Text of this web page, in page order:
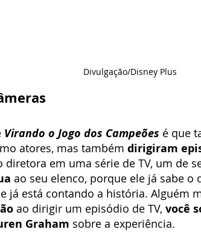
Divulgação/Disney Plus
Virando o Jogo dos Campeões é que
atores, mas também dirigiram
diretora em uma série de TV, um de
ao seu elenco, porque ele já sabe o
já está contando a história. Alguém
ao dirigir um episódio de TV, você
Graham sobre a experiência.